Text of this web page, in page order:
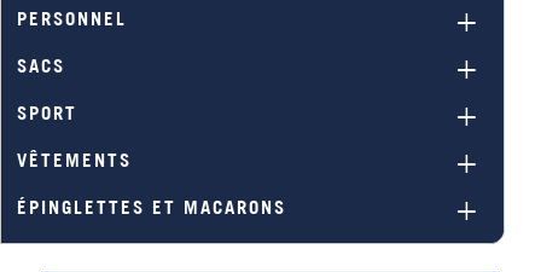
PERSONNEL
SACS
SPORT
VÊTEMENTS
ÉPINGLETTES ET MACARONS